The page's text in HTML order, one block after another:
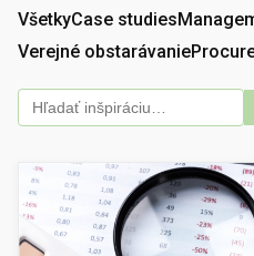
VšetkyCase studies
Verejné obstarávanie